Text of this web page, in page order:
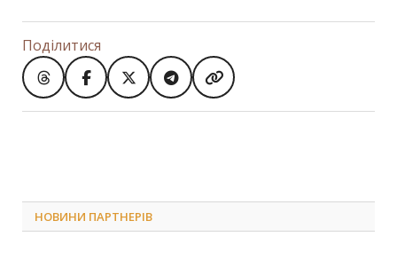
Поділитися
НОВИНИ ПАРТНЕРІВ